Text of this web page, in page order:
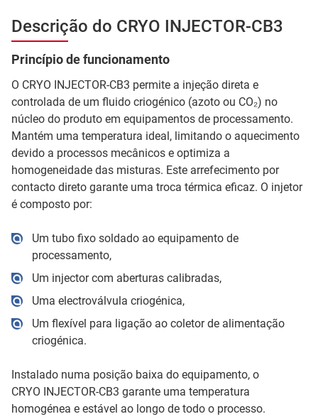
Descrição do CRYO INJECTOR-CB3
Princípio de funcionamento
O CRYO INJECTOR-CB3 permite a injeção direta e
controlada de um fluido criogénico (azoto ou CO₂) no
núcleo do produto em equipamentos de processamento.
Mantém uma temperatura ideal, limitando o aquecimento
devido a processos mecânicos e optimiza a
homogeneidade das misturas. Este arrefecimento por
contacto direto garante uma troca térmica eficaz. O injetor
é composto por:
Um tubo fixo soldado ao equipamento de
processamento,
Um injector com aberturas calibradas,
Uma electroválvula criogénica,
Um flexível para ligação ao coletor de alimentação
criogénica.
Instalado numa posição baixa do equipamento, o
CRYO INJECTOR-CB3 garante uma temperatura
homogénea e estável ao longo de todo o processo.